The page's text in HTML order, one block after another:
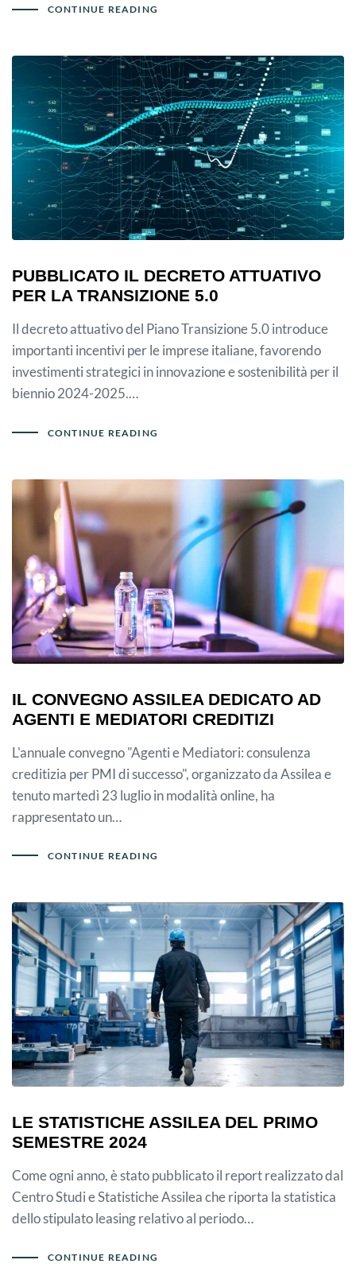
CONTINUE READING
PUBBLICATO IL DECRETO ATTUATIVO
PER LA TRANSIZIONE 5.0
Il decreto attuativo del Piano Transizione 5.0 introduce
importanti incentivi per le imprese italiane, favorendo
investimenti strategici in innovazione e sostenibilità per il
biennio 2024-2025.…
CONTINUE READING
IL CONVEGNO ASSILEA DEDICATO AD
AGENTI E MEDIATORI CREDITIZI
L'annuale convegno "Agenti e Mediatori: consulenza
creditizia per PMI di successo", organizzato da Assilea e
tenuto martedì 23 luglio in modalità online, ha
rappresentato un…
CONTINUE READING
LE STATISTICHE ASSILEA DEL PRIMO
SEMESTRE 2024
Come ogni anno, è stato pubblicato il report realizzato dal
Centro Studi e Statistiche Assilea che riporta la statistica
dello stipulato leasing relativo al periodo…
CONTINUE READING